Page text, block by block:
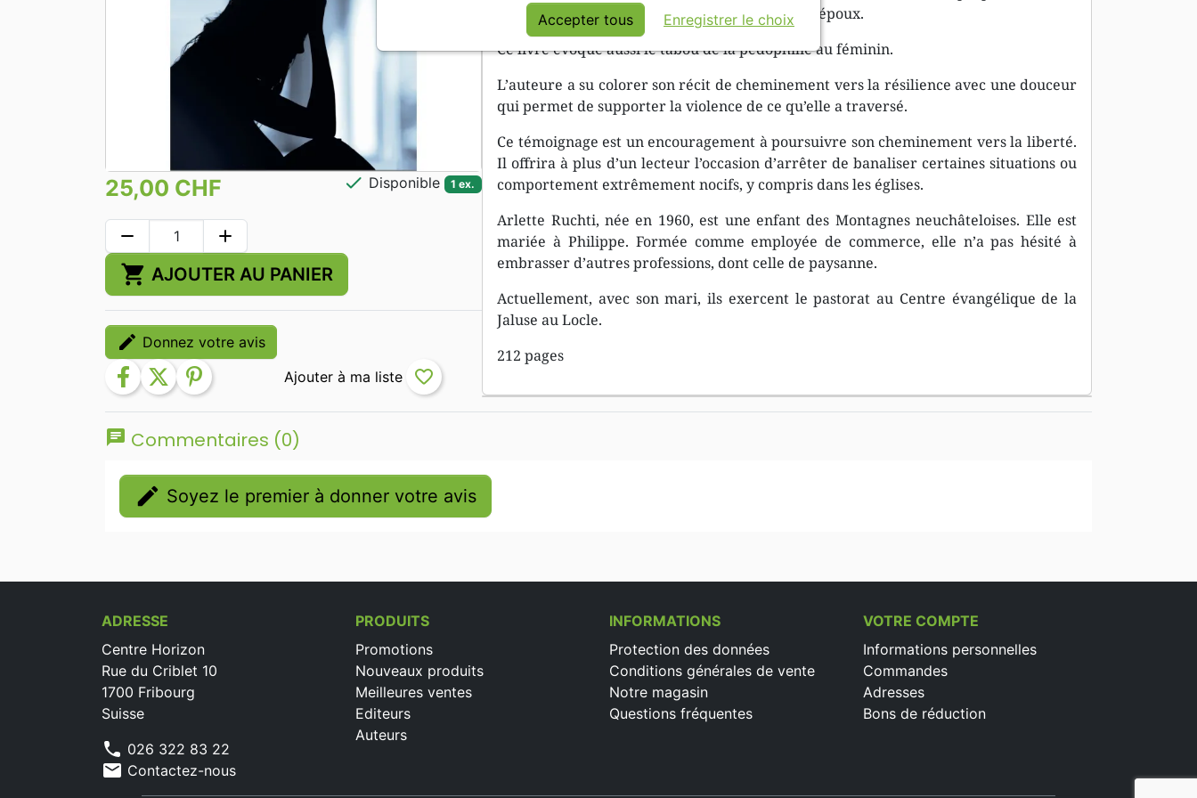
principale ressource est sa foi et l’appui de son époux.
Ce livre évoque aussi le tabou de la pédophilie au féminin.
L’auteure a su colorer son récit de cheminement vers la résilience avec une douceur
qui permet de supporter la violence de ce qu’elle a traversé.
Ce témoignage est un encouragement à poursuivre son cheminement vers la liberté.
Il offrira à plus d’un lecteur l’occasion d’arrêter de banaliser certaines situations ou
comportement extrêmement nocifs, y compris dans les églises.
Arlette Ruchti, née en 1960, est une enfant des Montagnes neuchâteloises. Elle est
mariée à Philippe. Formée comme employée de commerce, elle n’a pas hésité à
embrasser d’autres professions, dont celle de paysanne.
Actuellement, avec son mari, ils exercent le pastorat au Centre évangélique de la
Jaluse au Locle.
212 pages
25,00 CHF check Disponible 1 ex.
remove add
shopping_cart AJOUTER AU PANIER
edit Donnez votre avis
facebook twitter pinterest favorite_border
chat Commentaires (0)
edit Soyez le premier à donner votre avis
ADRESSE
Centre Horizon
Rue du Criblet 10
1700 Fribourg
Suisse
phone 026 322 83 22
mail Contactez-nous
PRODUITS
Promotions
Nouveaux produits
Meilleures ventes
Editeurs
Auteurs
INFORMATIONS
Protection des données
Conditions générales de vente
Notre magasin
Questions fréquentes
VOTRE COMPTE
Informations personnelles
Commandes
Adresses
Bons de réduction
Accepter tous Enregistrer le choix